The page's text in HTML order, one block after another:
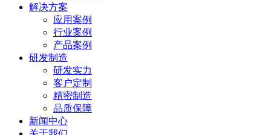
解决方案
应用案例
行业案例
产品案例
研发制造
研发实力
客户定制
精密制造
品质保障
新闻中心